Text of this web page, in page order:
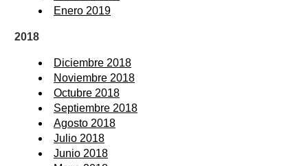
Enero 2019
2018
Diciembre 2018
Noviembre 2018
Octubre 2018
Septiembre 2018
Agosto 2018
Julio 2018
Junio 2018